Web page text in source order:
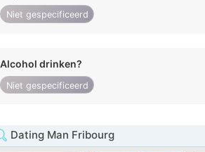
Niet gespecificeerd
Alcohol drinken?
Niet gespecificeerd
Dating Man Fribourg